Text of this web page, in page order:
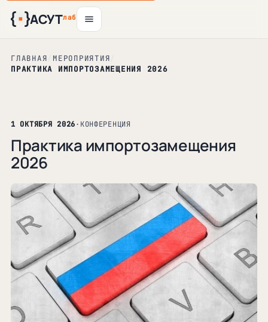
АСУТлаб
ГЛАВНАЯ МЕРОПРИЯТИЯ
ПРАКТИКА ИМПОРТОЗАМЕЩЕНИЯ 2026
1 ОКТЯБРЯ 2026· КОНФЕРЕНЦИЯ
Практика импортозамещения
2026
8 окт
13 окт
14 окт
30 окт